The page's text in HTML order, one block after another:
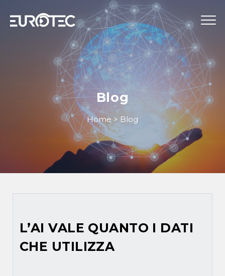
STRUMENTAZIONE
TELECONTROLLO
LAVORA CON NOI
Blog
Home > Blog
L’AI VALE QUANTO I DATI
CHE UTILIZZA